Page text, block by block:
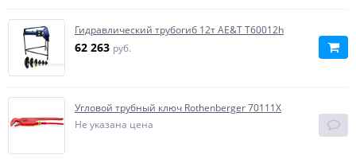
Гидравлический трубогиб 12т AE&T T60012h
62 263 руб.
Угловой трубный ключ Rothenberger 70111X
Не указана цена